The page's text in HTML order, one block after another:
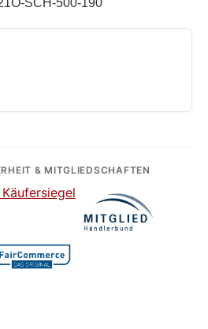
SCH-500-190
& MITGLIEDSCHAFTEN